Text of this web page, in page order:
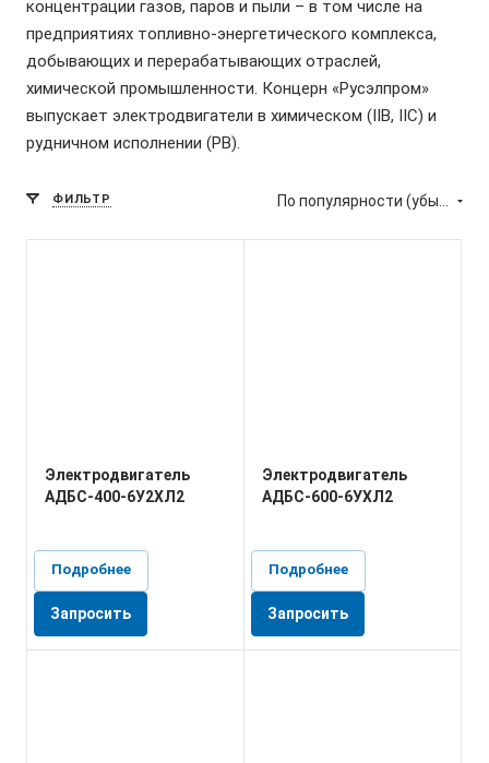
концентрации газов, паров и пыли – в том числе на
предприятиях топливно-энергетического комплекса,
добывающих и перерабатывающих отраслей,
химической промышленности. Концерн «Русэлпром»
выпускает электродвигатели в химическом (IIB, IIC) и
рудничном исполнении (РВ).
ФИЛЬТР
Электродвигатель
АДБС-400-6У2XЛ2
Подробнее
Запросить
Электродвигатель
АДБС-600-6УХЛ2
Подробнее
Запросить